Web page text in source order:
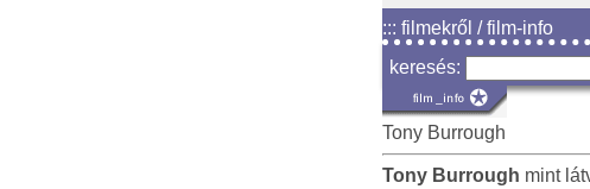
::: filmekről / film-info
keresés:
Tony Burrough
Tony Burrough mint